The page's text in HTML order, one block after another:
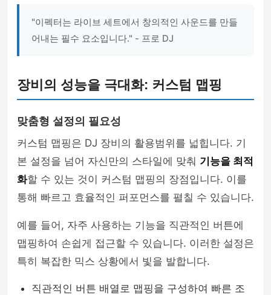
"이펙터는 라이브 세트에서 창의적인 사운드를 만들
어내는 필수 요소입니다." - 프로 DJ
장비의 성능을 극대화: 커스텀 맵핑
맞춤형 설정의 필요성
커스텀 맵핑은 DJ 장비의 활용범위를 넓힙니다. 기
본 설정을 넘어 자신만의 스타일에 맞춰 기능을 최적
화할 수 있는 것이 커스텀 맵핑의 장점입니다. 이를
통해 빠르고 효율적인 퍼포먼스를 펼칠 수 있습니다.
예를 들어, 자주 사용하는 기능을 직관적인 버튼에
맵핑하여 손쉽게 접근할 수 있습니다. 이러한 설정은
특히 복잡한 믹스 상황에서 빛을 발합니다.
직관적인 버튼 배열로 맵핑을 구성하여 빠른 조